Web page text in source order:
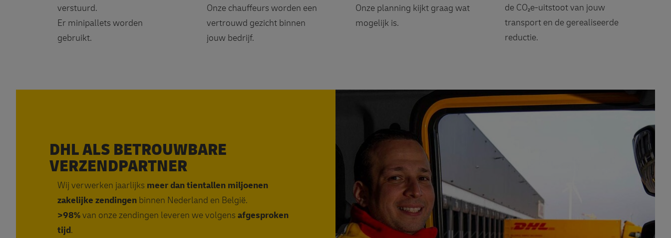
verstuurd.
Er minipallets worden
gebruikt.
Onze chauffeurs worden een
vertrouwd gezicht binnen
jouw bedrijf.
Onze planning kijkt graag wat
mogelijk is.
de CO₂e-uitstoot van jouw
transport en de gerealiseerde
reductie.
DHL ALS BETROUWBARE
VERZENDPARTNER
Wij verwerken jaarlijks meer dan tientallen miljoenen
zakelijke zendingen binnen Nederland en België.
>98%van onze zendingen leveren we volgens afgesproken
tijd.